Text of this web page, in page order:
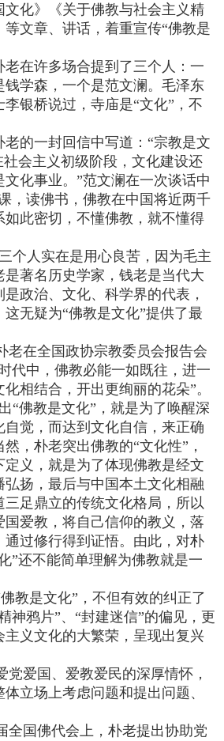
文化》《关于佛教与社会主义精
文章、讲话，着重宣传“佛教是
老在许多场合提到了三个人：一
钱学森，一个是范文澜。毛泽东
银桥说过，寺庙是“文化”，不
老的一封回信中写道：“宗教是文
社会主义初级阶段，文化建设还
化事业。”范文澜在一次谈话中
，读佛书，佛教在中国将近两千
如此密切，不懂佛教，就不懂得
人实在是用心良苦，因为毛主
是著名历史学家，钱老是当代大
政治、文化、科学界的代表，
无疑为“佛教是文化”提供了最
在全国政协宗教委员会报告会
代中，佛教必能一如既往，进一
相结合，开出更绚丽的花朵”。
教是文化”，就是为了唤醒深
觉，而达到文化自信，来正确
，朴老突出佛教的“文化性”，
定义，就是为了体现佛教是经文
扬，最后与中国本土文化相融
足鼎立的传统文化格局，所以
爱教，将自己信仰的教义，落
通过修行得到证悟。由此，对朴
”还不能简单理解为佛教就是一
是文化”，不但有效的纠正了
神鸦片”、“封建迷信”的偏见，更
主义文化的大繁荣，呈现出复兴
爱国、爱教爱民的深厚情怀，
立场上考虑问题和提出问题、
国佛代会上，朴老提出协助党